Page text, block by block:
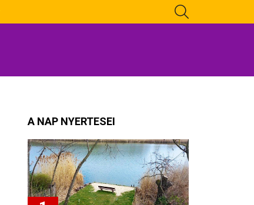
A NAP NYERTESEI